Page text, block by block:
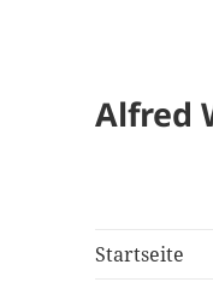
Alfred
Startseite